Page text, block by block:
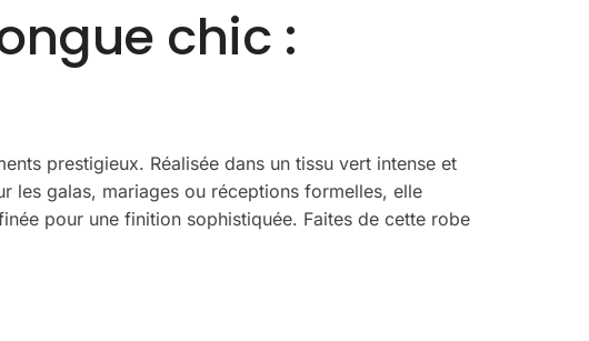
chic :
prestigieux. Réalisée dans un tissu vert intense et
les galas, mariages ou réceptions formelles, elle
pour une finition sophistiquée. Faites de cette robe